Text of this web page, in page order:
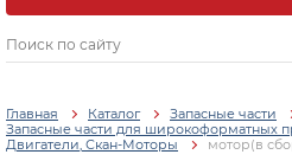
Главная Каталог
Запасные части
Запасные части для широкоформатных
Двигатели, Скан-Моторы
мотор(в